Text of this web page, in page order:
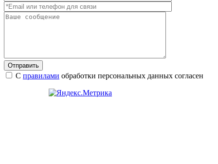
Отправить
С правилами обработки персональных данных согласен